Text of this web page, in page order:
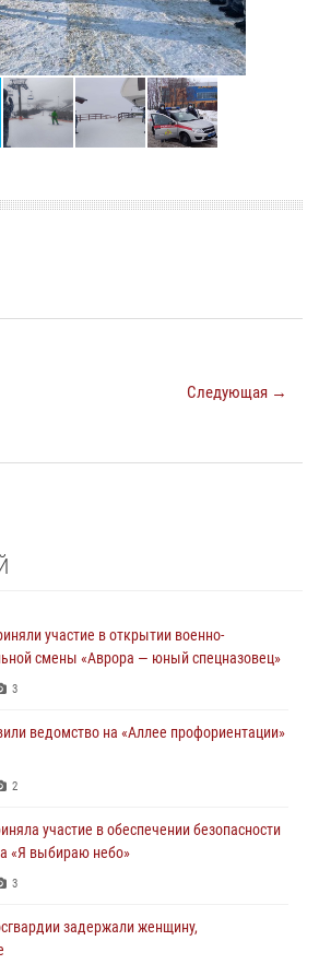
Следующая →
участие в открытии военно-
смены «Аврора — юный спецназовец»
3
ведомство на «Аллее профориентации»
2
участие в обеспечении безопасности
«Я выбираю небо»
3
задержали женщину,